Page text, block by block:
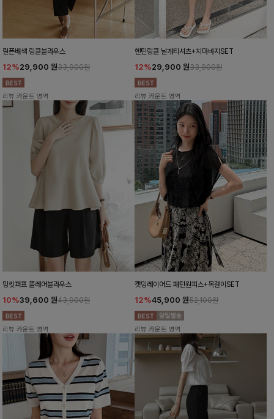
릴픈배색 링클블라우스
12%29,900 원33,900원
리뷰 카운트 영역
헨틴링클 날개티셔츠+치마바지SET
12%29,900 원33,900원
리뷰 카운트 영역
밍킷퍼프 플레어블라우스
10%39,600 원43,900원
리뷰 카운트 영역
캣밍레이어드 패턴원피스+목걸이SET
12%45,900 원52,100원
리뷰 카운트 영역